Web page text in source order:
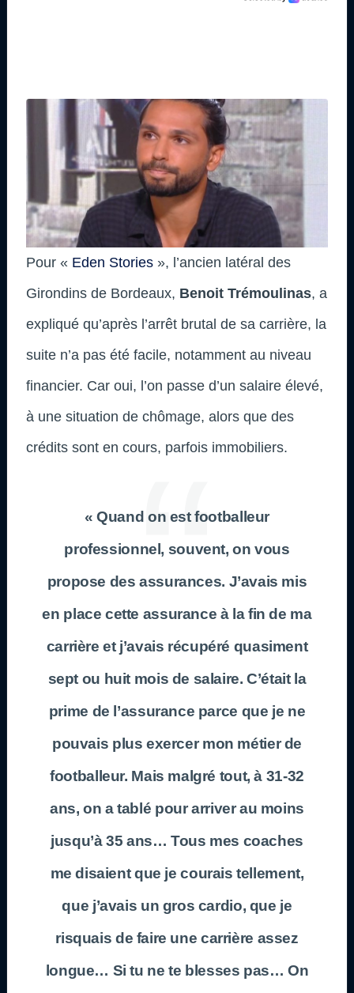
Pour « Eden Stories », l’ancien latéral des
Girondins de Bordeaux, Benoit Trémoulinas, a
expliqué qu’après l’arrêt brutal de sa carrière, la
suite n’a pas été facile, notamment au niveau
financier. Car oui, l’on passe d’un salaire élevé,
à une situation de chômage, alors que des
crédits sont en cours, parfois immobiliers.
« Quand on est footballeur
professionnel, souvent, on vous
propose des assurances. J’avais mis
en place cette assurance à la fin de ma
carrière et j’avais récupéré quasiment
sept ou huit mois de salaire. C’était la
prime de l’assurance parce que je ne
pouvais plus exercer mon métier de
footballeur. Mais malgré tout, à 31-32
ans, on a tablé pour arriver au moins
jusqu’à 35 ans… Tous mes coaches
me disaient que je courais tellement,
que j’avais un gros cardio, que je
risquais de faire une carrière assez
longue… Si tu ne te blesses pas… On